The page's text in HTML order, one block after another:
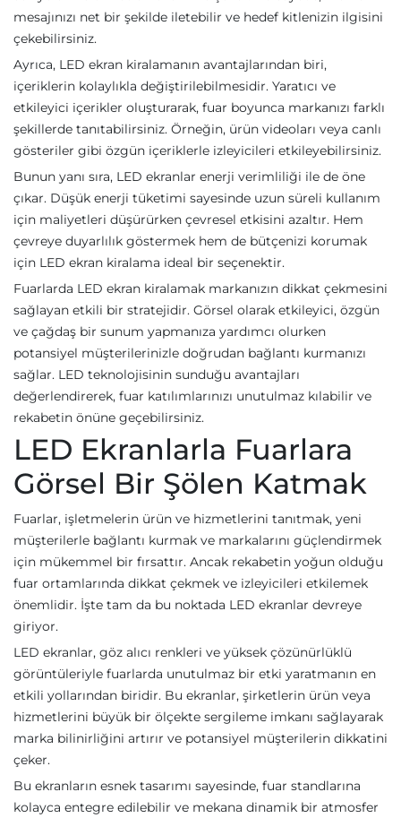
mesajınızı net bir şekilde iletebilir ve hedef kitlenizin ilgisini
çekebilirsiniz.
Ayrıca, LED ekran kiralamanın avantajlarından biri,
içeriklerin kolaylıkla değiştirilebilmesidir. Yaratıcı ve
etkileyici içerikler oluşturarak, fuar boyunca markanızı farklı
şekillerde tanıtabilirsiniz. Örneğin, ürün videoları veya canlı
gösteriler gibi özgün içeriklerle izleyicileri etkileyebilirsiniz.
Bunun yanı sıra, LED ekranlar enerji verimliliği ile de öne
çıkar. Düşük enerji tüketimi sayesinde uzun süreli kullanım
için maliyetleri düşürürken çevresel etkisini azaltır. Hem
çevreye duyarlılık göstermek hem de bütçenizi korumak
için LED ekran kiralama ideal bir seçenektir.
Fuarlarda LED ekran kiralamak markanızın dikkat çekmesini
sağlayan etkili bir stratejidir. Görsel olarak etkileyici, özgün
ve çağdaş bir sunum yapmanıza yardımcı olurken
potansiyel müşterilerinizle doğrudan bağlantı kurmanızı
sağlar. LED teknolojisinin sunduğu avantajları
değerlendirerek, fuar katılımlarınızı unutulmaz kılabilir ve
rekabetin önüne geçebilirsiniz.
LED Ekranlarla Fuarlara
Görsel Bir Şölen Katmak
Fuarlar, işletmelerin ürün ve hizmetlerini tanıtmak, yeni
müşterilerle bağlantı kurmak ve markalarını güçlendirmek
için mükemmel bir fırsattır. Ancak rekabetin yoğun olduğu
fuar ortamlarında dikkat çekmek ve izleyicileri etkilemek
önemlidir. İşte tam da bu noktada LED ekranlar devreye
giriyor.
LED ekranlar, göz alıcı renkleri ve yüksek çözünürlüklü
görüntüleriyle fuarlarda unutulmaz bir etki yaratmanın en
etkili yollarından biridir. Bu ekranlar, şirketlerin ürün veya
hizmetlerini büyük bir ölçekte sergileme imkanı sağlayarak
marka bilinirliğini artırır ve potansiyel müşterilerin dikkatini
çeker.
Bu ekranların esnek tasarımı sayesinde, fuar standlarına
kolayca entegre edilebilir ve mekana dinamik bir atmosfer